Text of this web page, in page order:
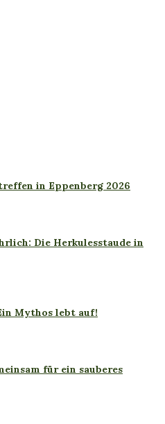
in Eppenberg 2026
Die Herkulesstaude in
Mythos lebt auf!
für ein sauberes